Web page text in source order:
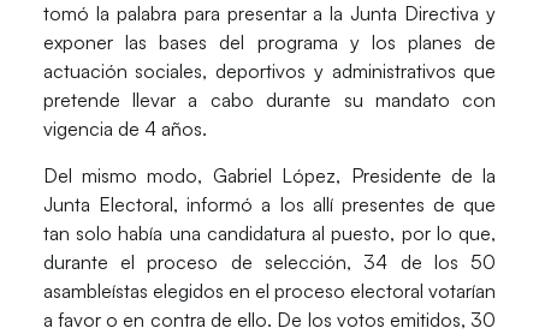
tomó la palabra para presentar a la Junta Directiva y
exponer las bases del programa y los planes de
actuación sociales, deportivos y administrativos que
pretende llevar a cabo durante su mandato con
vigencia de 4 años.
Del mismo modo, Gabriel López, Presidente de la
Junta Electoral, informó a los allí presentes de que
tan solo había una candidatura al puesto, por lo que,
durante el proceso de selección, 34 de los 50
asambleístas elegidos en el proceso electoral votarían
a favor o en contra de ello. De los votos emitidos, 30